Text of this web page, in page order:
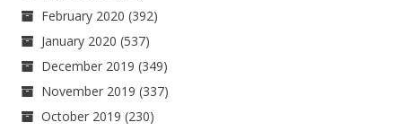
February 2020 (392)
January 2020 (537)
December 2019 (349)
November 2019 (337)
October 2019 (230)